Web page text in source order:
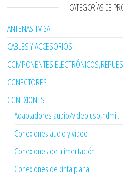
CATEGORÍAS DE
ANTENAS TV SAT
CABLES Y ACCESORIOS
COMPONENTES
CONECTORES
CONEXIONES
Adaptadores audio/video usb,hdmi...
Conexiones audio y vídeo
Conexiones de alimentación
Conexiones de cinta plana